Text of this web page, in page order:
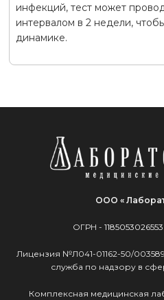
инфекций, тест может
интервалом в 2 недели,
динамике.
ООО «
ОГРН - 1185053026553
Лицензия №Л041-01162-50/
служба по надзору в
Комплексная медицинская